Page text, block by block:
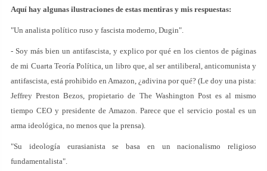
Aquí hay algunas ilustraciones de estas mentiras y mis respuestas:
"Un analista político ruso y fascista moderno, Dugin".
- Soy más bien un antifascista, y explico por qué en los cientos de páginas
de mi Cuarta Teoría Política, un libro que, al ser antiliberal, anticomunista y
antifascista, está prohibido en Amazon, ¿adivina por qué? (Le doy una pista:
Jeffrey Preston Bezos, propietario de The Washington Post es al mismo
tiempo CEO y presidente de Amazon. Parece que el servicio postal es un
arma ideológica, no menos que la prensa).
"Su ideología eurasianista se basa en un nacionalismo religioso
fundamentalista".